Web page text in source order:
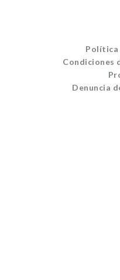
Política
Condiciones
Denuncia